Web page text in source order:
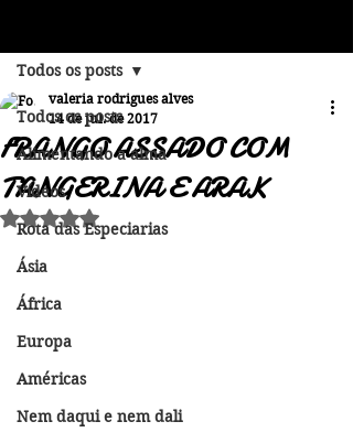
Todos os posts
Alimentando a alma
Vídeos
Rota das Especiarias
Ásia
África
Europa
Américas
Nem daqui e nem dali
Todos os posts
FRANGO ASSADO COM
TANGERINA E ARAK
valeria rodrigues alves
14 de jul. de 2017
Avaliado com NaN de 5 estrelas.